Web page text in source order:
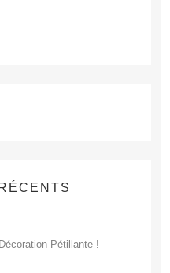
Pétillante !